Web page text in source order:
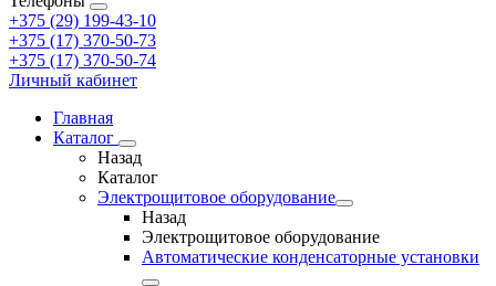
+375 (29) 199-43-10
+375 (17) 370-50-73
+375 (17) 370-50-74
Личный кабинет
Главная
Каталог
Назад
Каталог
Электрощитовое оборудование
Назад
Электрощитовое оборудование
Автоматические конденсаторные установки